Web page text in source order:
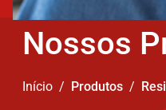
Nossos
Início Produtos